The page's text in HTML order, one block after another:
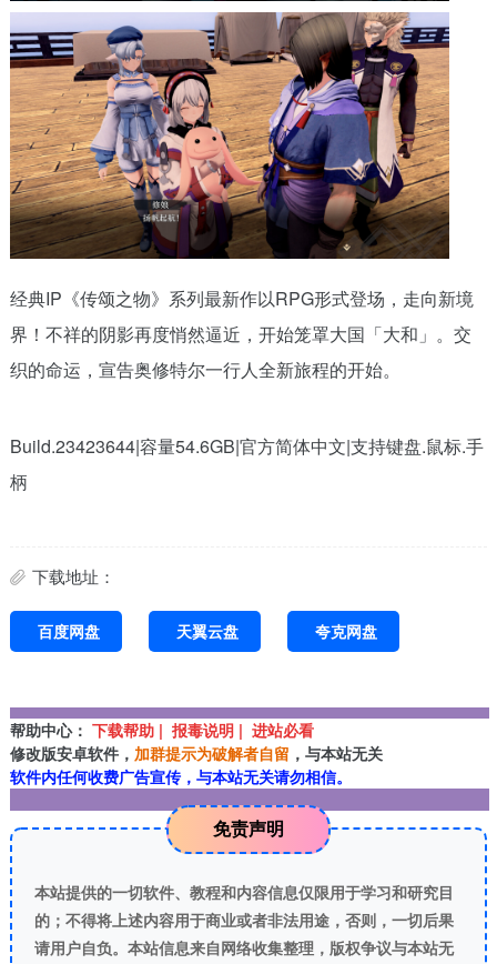
经典IP《传颂之物》系列最新作以RPG形式登场，走向新境
界！不祥的阴影再度悄然逼近，开始笼罩大国「大和」。交
织的命运，宣告奥修特尔一行人全新旅程的开始。
Build.23423644|容量54.6GB|官方简体中文|支持键盘.鼠标.手
柄
下载地址：
百度网盘 天翼云盘 夸克网盘
帮助中心： 下载帮助 | 报毒说明 | 进站必看
修改版安卓软件， 加群提示为破解者自留 ，与本站无关
软件内任何收费广告宣传，与本站无关请勿相信。
免责声明
本站提供的一切软件、教程和内容信息仅限用于学习和研究目
的；不得将上述内容用于商业或者非法用途，否则，一切后果
请用户自负。本站信息来自网络收集整理，版权争议与本站无